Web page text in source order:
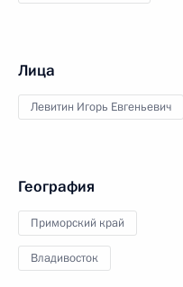
Лица
Левитин Игорь Евгеньевич
География
Приморский край
Владивосток